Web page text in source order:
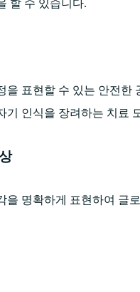
할 수 있습니다.
표현할 수 있는 안전한
기 인식을 장려하는 치료
을 명확하게 표현하여 글